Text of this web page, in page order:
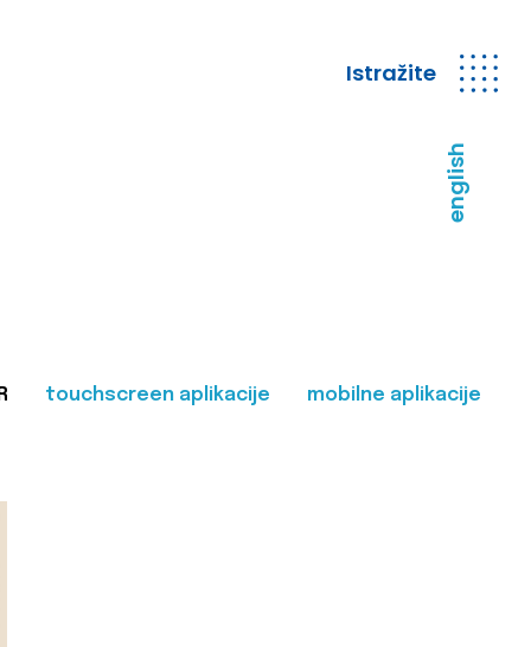
Istražite
english
touchscreen aplikacije mobilne aplikacije